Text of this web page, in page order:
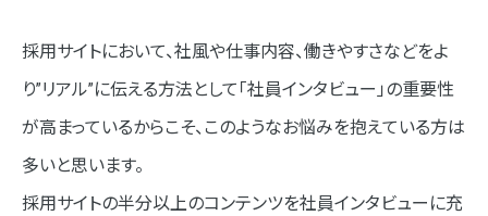
STEP03.質問リストの作成
STEP04.取材の準備
採用サイトにおいて、社風や仕事内容、働きやすさなどをよ
り”リアル”に伝える方法として「社員インタビュー」の重要性
が高まっているからこそ、このようなお悩みを抱えている方は
多いと思います。
採用サイトの半分以上のコンテンツを社員インタビューに充